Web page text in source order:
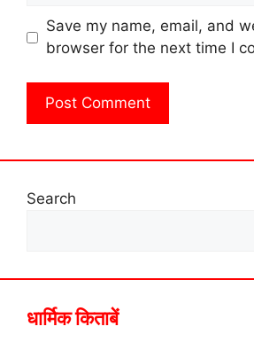
Save my name, email, and
browser for the next time I
Search
धार्मिक किताबें